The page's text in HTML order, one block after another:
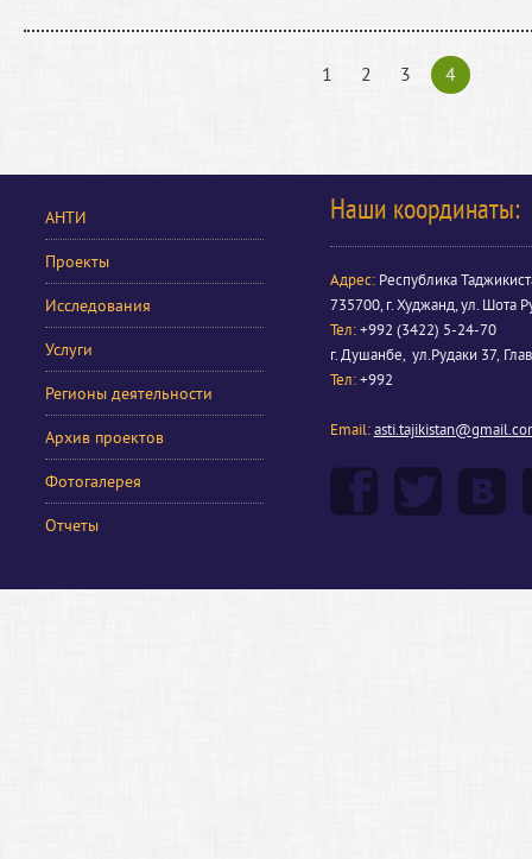
1 2 3 4
АНТИ
Проекты
Исследования
Услуги
Регионы деятельности
Архив проектов
Фотогалерея
Отчеты
Наши координаты:
Адрес: Республика
735700, г. Худжанд, ул. Шота
Тел:+992 (3422) 5-24-70
г. Душанбе, ул.Рудаки 37,
Тел:+992
Email: